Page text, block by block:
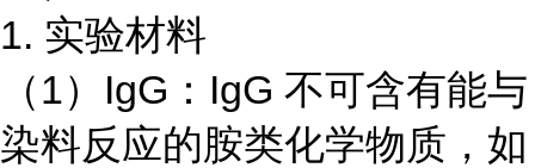
1. 实验材料
（1）IgG：IgG 不可含有能与
染料反应的胺类化学物质，如